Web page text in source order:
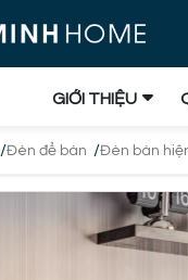
GIỚI THIỆU
/Đèn để bàn /Đèn bàn